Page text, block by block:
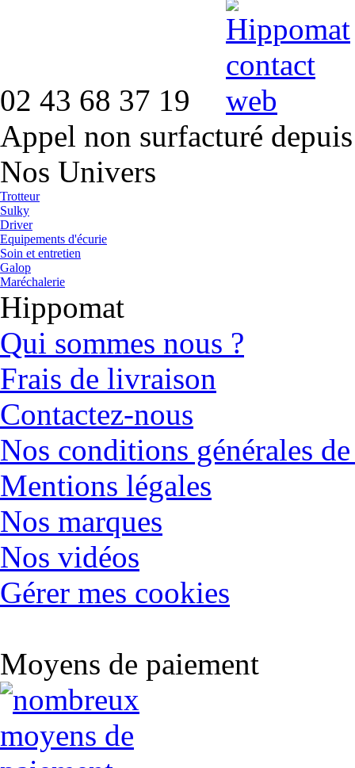
02 43 68 37 19
Appel non surfacturé
Nos Univers
Trotteur
Sulky
Driver
Equipements d'écurie
Soin et entretien
Galop
Maréchalerie
Hippomat
Qui sommes nous ?
Frais de livraison
Contactez-nous
Nos conditions générales
Mentions légales
Nos marques
Nos vidéos
Gérer mes cookies
Moyens de paiement